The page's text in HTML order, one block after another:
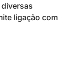
ligação com